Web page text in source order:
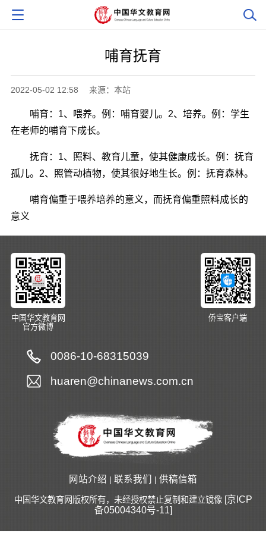
哺育抚育
2022-05-02 12:58 来源：本站
哺育：1、喂养。例：哺育婴儿。2、培养。例：学生
在老师的哺育下成长。
抚育：1、照料、教育儿童，使其健康成长。例：抚育
孤儿。2、照管动植物，使其很好地生长。例：抚育森林。
哺育偏重于喂养培养的意义，而抚育偏重照料成长的
意义
中国华文教育网
官方微博
侨宝客户端
0086-10-68315039
huaren@chinanews.com.cn
网站介绍 | 联系我们 | 供稿信箱
中国华文教育网版权所有，未经授权禁止复制和建立镜像 [京ICP
备05004340号-11]